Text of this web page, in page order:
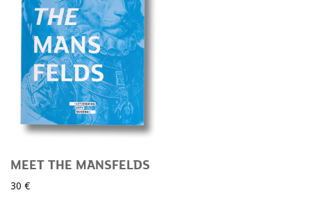
MEET THE MANSFELDS
30 €